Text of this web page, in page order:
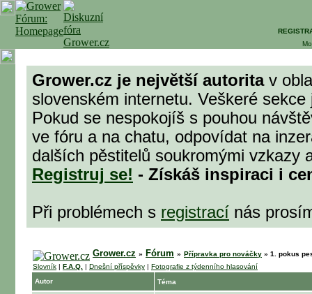
Grower.cz je největší autoritav
slovenském internetu. Veškeré
Pokud se nespokojíš s pouhou
ve fóru a na chatu, odpovídat na
dalších pěstitelů soukromými vzkazy
Registruj se! - Získáš inspiraci i
Při problémech s registrací nás
Grower.cz » Fórum » Přípravka pro nováčky » 1. pokus
Slovník | F.A.Q. | Dnešní příspěvky | Fotografie z týdenního hlasování
Autor
Téma